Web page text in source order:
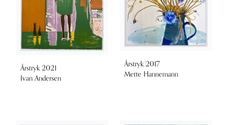
Årstryk 2021
Ivan Andersen
Årstryk 2017
Mette Hannemann